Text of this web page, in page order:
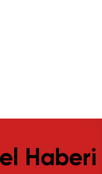
Haberi